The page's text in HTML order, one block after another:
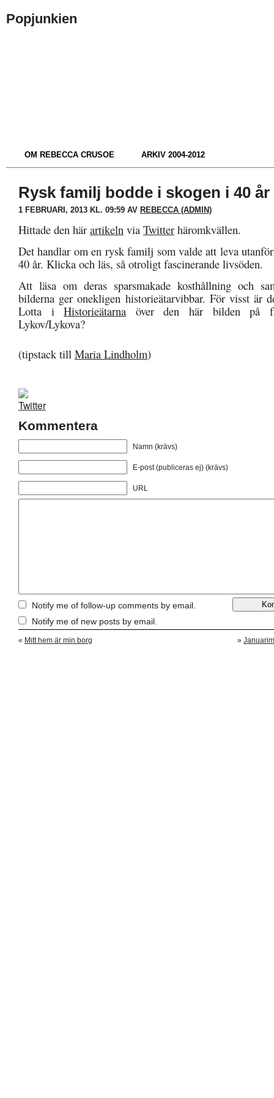
Popjunkien
OM REBECCA CRUSOE ARKIV 2004-2012
Rysk familj bodde i skogen i 40 år
1 FEBRUARI, 2013 KL. 09:59 AV REBECCA (ADMIN)
Hittade den här artikeln via Twitter häromkvällen.
Det handlar om en rysk familj som valde att leva
40 år. Klicka och läs, så otroligt fascinerande livsöden.
Att läsa om deras sparsmakade kosthållning och
bilderna ger onekligen historieätarvibbar. För visst är
Lotta iHistorieätarna över den här bilden på
Lykov/Lykova?
(tipstack till Maria Lindholm)
Kommentera
Namn (krävs)
E-post (publiceras ej) (krävs)
URL
Notify me of follow-up comments by email.
Notify me of new posts by email.
« Mitt hem är min borg »